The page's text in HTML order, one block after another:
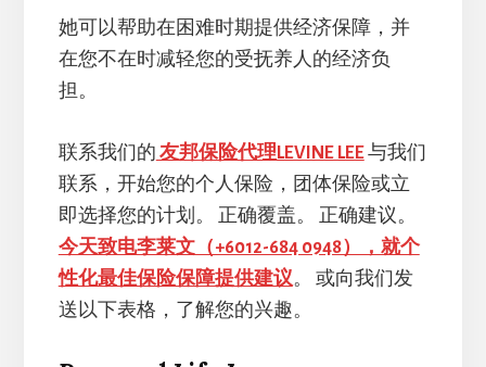
她可以帮助在困难时期提供经济保障，并
在您不在时减轻您的受抚养人的经济负
担。
联系我们的 友邦保险代理LEVINE LEE与我们
联系，开始您的个人保险，团体保险或立
即选择您的计划。 正确覆盖。 正确建议。
今天致电李莱文（+6012-684 0948），就个
性化最佳保险保障提供建议。 或向我们发
送以下表格，了解您的兴趣。